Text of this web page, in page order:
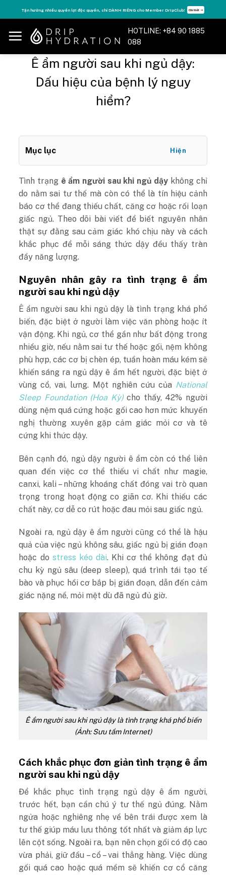
to
content
Tận hưởng nhiều quyền lợi độc quyền, chỉ DÀNH RIÊNG cho Member DripClub! Chi tiết ➝
HOTLINE: +84 90 1885
088
Ê ẩm người sau khi ngủ dậy:
Dấu hiệu của bệnh lý nguy
hiểm?
Mục lục Hiện
Tình trạng ê ẩm người sau khi ngủ dậy không chỉ
do nằm sai tư thế mà còn có thể là tín hiệu cảnh
báo cơ thể đang thiếu chất, căng cơ hoặc rối loạn
giấc ngủ. Theo dõi bài viết để biết nguyên nhân
thật sự đằng sau cảm giác khó chịu này và cách
khắc phục để mỗi sáng thức dậy đều thấy tràn
đầy năng lượng.
Nguyên nhân gây ra tình trạng ê ẩm
người sau khi ngủ dậy
Ê ẩm người sau khi ngủ dậy là tình trạng khá phổ
biến, đặc biệt ở người làm việc văn phòng hoặc ít
vận động. Khi ngủ, cơ thể gần như bất động trong
nhiều giờ, nếu nằm sai tư thế hoặc gối, nệm không
phù hợp, các cơ bị chèn ép, tuần hoàn máu kém sẽ
khiến sáng ra ngủ dậy ê ẩm hết người, đặc biệt ở
vùng cổ, vai, lưng. Một nghiên cứu của National
Sleep Foundation (Hoa Kỳ)cho thấy, 42% người
dùng nệm quá cứng hoặc gối cao hơn mức khuyến
nghị thường xuyên gặp cảm giác mỏi cơ và tê
cứng khi thức dậy.
Bên cạnh đó, ngủ dậy người ê ẩm còn có thể liên
quan đến việc cơ thể thiếu vi chất như magie,
canxi, kali – những khoáng chất đóng vai trò quan
trọng trong hoạt động co giãn cơ. Khi thiếu các
chất này, cơ dễ co rút hoặc đau mỏi sau giấc ngủ.
Ngoài ra, ngủ dậy ê ẩm người cũng có thể là hậu
quả của việc ngủ không sâu, giấc ngủ bị gián đoạn
hoặc do stress kéo dài. Khi cơ thể không đạt đủ
chu kỳ ngủ sâu (deep sleep), quá trình tái tạo tế
bào và phục hồi cơ bắp bị gián đoạn, dẫn đến cảm
giác nặng nề, mỏi mệt dù đã ngủ đủ giờ.
Ê ẩm người sau khi ngủ dậy là tình trạng khá phổ biến
(Ảnh: Sưu tầm Internet)
Cách khắc phục đơn giản tình trạng ê ẩm
người sau khi ngủ dậy
Để khắc phục tình trạng ngủ dậy ê ẩm người,
trước hết, bạn cần chú ý tư thế ngủ đúng. Nằm
ngửa hoặc nghiêng nhẹ về bên trái được xem là
tư thế giúp máu lưu thông tốt nhất và giảm áp lực
lên cột sống. Ngoài ra, bạn nên chọn gối có độ cao
vừa phải, giữ đầu – cổ – vai thẳng hàng. Việc dùng
gối quá cao hoặc quá mềm sẽ khiến cơ cổ căng